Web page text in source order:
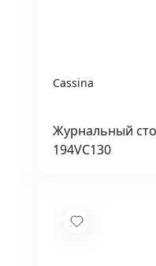
Cassina
Журнальный
194VC130